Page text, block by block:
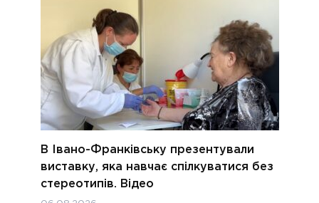
В Івано-Франківську презентували
виставку, яка навчає спілкуватися без
стереотипів. Відео